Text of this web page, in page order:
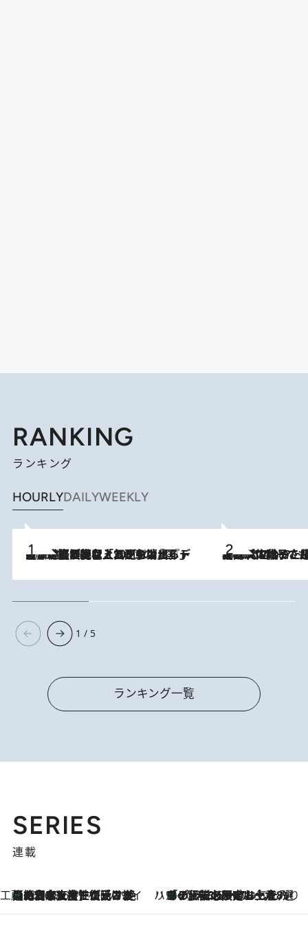
RANKING
ランキング
HOURLYDAILYWEEKLY
2026.8.5
【なぜ吉沢亮は「気配を消せる」のか？】興行収入208億の『国宝』を経て挑むミュージカル『ディア・エヴァン・ハンセン』。トップ俳優が舞台上でさらけ出した“孤独”とは 2026.8.5
【阿川佐和子さんの年とる力】なぜ70代で始めた趣味は“こんなに楽しい”のか？ ピアノ、俳句…スランプに陥っても続けられる“ある秘訣”とは
1 / 5
ランキング一覧
SERIES
連載
工藤まやのおもてなしハワイ
2026.8.6
【ハワイ土産】ローカルの絶大な支持で復活！ 絶品の幻クッキー《元ファンの日本人女性が受け継いだ名店》 ハワイ賢者 リサのお気に入りリスト2026.8.6
あの伝説の限定トートも！ リニューアルした「ディーン＆デルーカ ハワイ」で必須のお土産8選